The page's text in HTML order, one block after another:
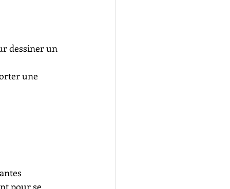
dessiner un
une